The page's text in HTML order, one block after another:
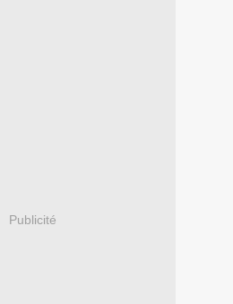
Publicité